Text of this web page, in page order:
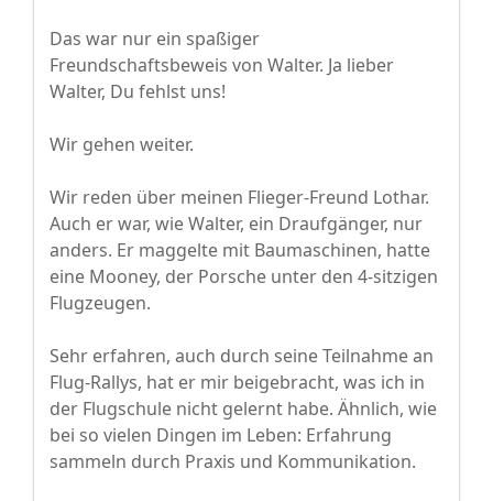
Das war nur ein spaßiger
Freundschaftsbeweis von Walter. Ja lieber
Walter, Du fehlst uns!
Wir gehen weiter.
Wir reden über meinen Flieger-Freund Lothar.
Auch er war, wie Walter, ein Draufgänger, nur
anders. Er maggelte mit Baumaschinen, hatte
eine Mooney, der Porsche unter den 4-sitzigen
Flugzeugen.
Sehr erfahren, auch durch seine Teilnahme an
Flug-Rallys, hat er mir beigebracht, was ich in
der Flugschule nicht gelernt habe. Ähnlich, wie
bei so vielen Dingen im Leben: Erfahrung
sammeln durch Praxis und Kommunikation.